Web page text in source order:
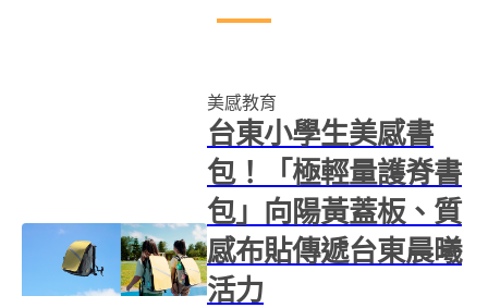
美感教育
台東小學生美感書
包！「極輕量護脊書
包」向陽黃蓋板、質
感布貼傳遞台東晨曦
活力